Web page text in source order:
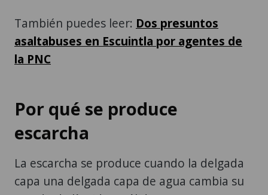
También puedes leer: Dos presuntos
asaltabuses en Escuintla por agentes de
la PNC
Por qué se produce
escarcha
La escarcha se produce cuando la delgada
capa una delgada capa de agua cambia su